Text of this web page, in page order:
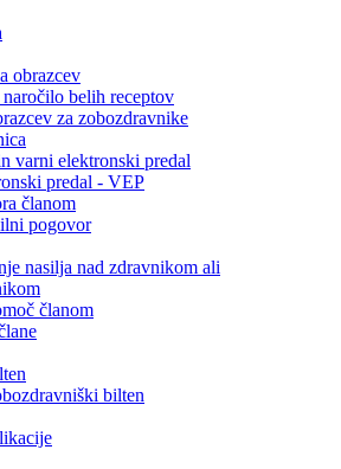
obrazcev
naročilo belih receptov
za zobozdravnike
varni elektronski predal
predal - VEP
članom
pogovor
nasilja nad zdravnikom ali
članom
bilten